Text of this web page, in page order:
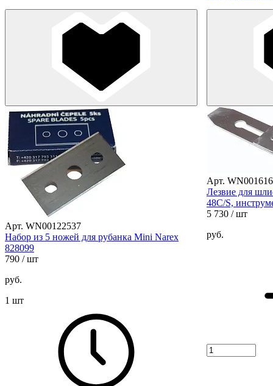
Арт. WN00122537
Набор из 5 ножей для рубанка Mini Narex
828099
790 / шт
руб.
1 шт
Арт.
Лезвие для
48C/S,
5 730 / шт
руб.